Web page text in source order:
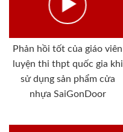
Phản hồi tốt của giáo viên
luyện thi thpt quốc gia khi
sử dụng sản phẩm cửa
nhựa SaiGonDoor